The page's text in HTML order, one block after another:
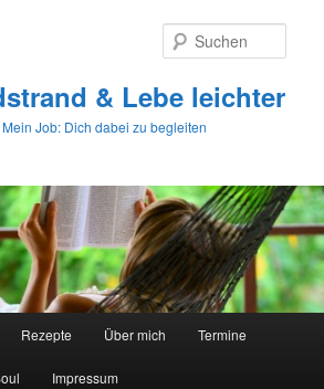
& Lebe leichter
Job: Dich dabei zu begleiten
Rezepte Über mich Termine
Impressum